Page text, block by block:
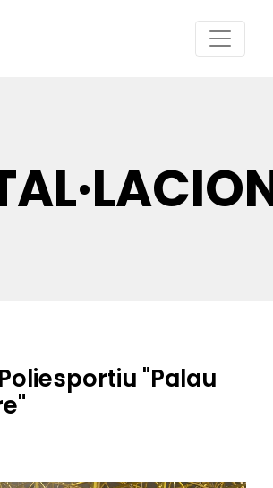
"Palau